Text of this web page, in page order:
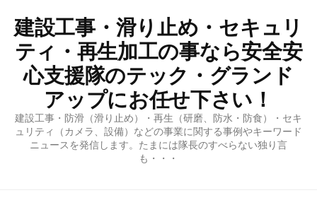
建設工事・滑り止め・セキュリ
ティ・再生加工の事なら安全安
心支援隊のテック・グランド
アップにお任せ下さい！
建設工事・防滑（滑り止め）・再生（研磨、防水・防食）・セキ
ュリティ（カメラ、設備）などの事業に関する事例やキーワード
ニュースを発信します。たまには隊長のすべらない独り言
も・・・